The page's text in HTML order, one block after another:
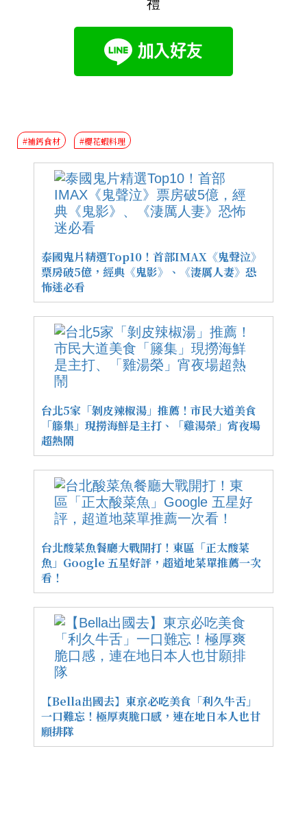
禮
#補鈣食材 #櫻花蝦料理
泰國鬼片精選Top10！首部IMAX《鬼聲泣》
票房破5億，經典《鬼影》、《淒厲人妻》恐
怖迷必看
台北5家「剝皮辣椒湯」推薦！市民大道美食
「籐集」現撈海鮮是主打、「雞湯榮」宵夜場
超熱鬧
台北酸菜魚餐廳大戰開打！東區「正太酸菜
魚」Google 五星好評，超道地菜單推薦一次
看！
【Bella出國去】東京必吃美食「利久牛舌」
一口難忘！極厚爽脆口感，連在地日本人也甘
願排隊